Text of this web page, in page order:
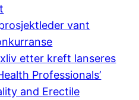
vant
etter kreft lanseres
Professionals’
and Erectile